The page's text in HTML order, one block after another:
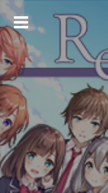
コ
ン
テ
ン
ツ
へ
ス
キ
ッ
プ